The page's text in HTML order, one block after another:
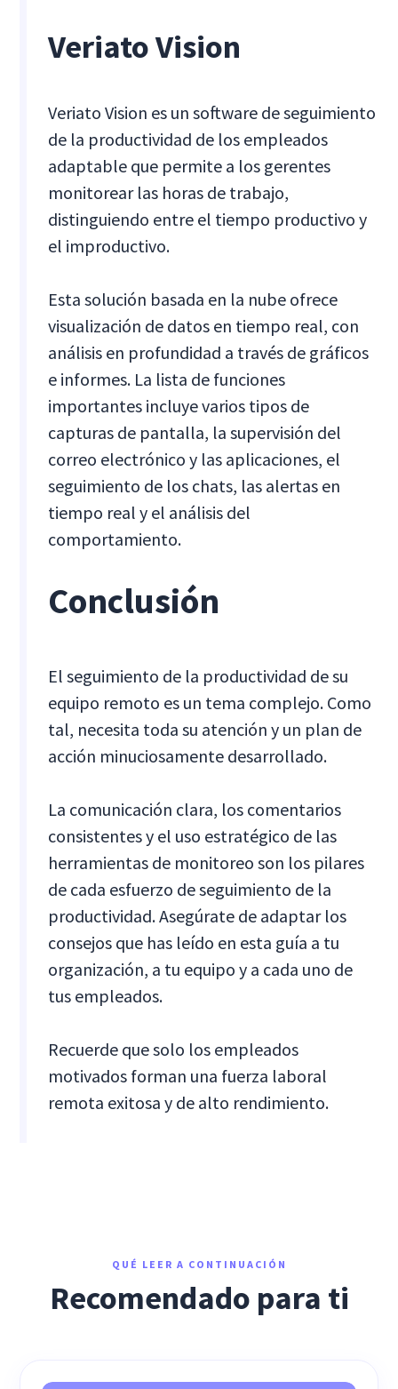
Veriato Vision
Veriato Vision es un software de seguimiento
de la productividad de los empleados
adaptable que permite a los gerentes
monitorear las horas de trabajo,
distinguiendo entre el tiempo productivo y
el improductivo.
Esta solución basada en la nube ofrece
visualización de datos en tiempo real, con
análisis en profundidad a través de gráficos
e informes. La lista de funciones
importantes incluye varios tipos de
capturas de pantalla, la supervisión del
correo electrónico y las aplicaciones, el
seguimiento de los chats, las alertas en
tiempo real y el análisis del
comportamiento.
Conclusión
El seguimiento de la productividad de su
equipo remoto es un tema complejo. Como
tal, necesita toda su atención y un plan de
acción minuciosamente desarrollado.
La comunicación clara, los comentarios
consistentes y el uso estratégico de las
herramientas de monitoreo son los pilares
de cada esfuerzo de seguimiento de la
productividad. Asegúrate de adaptar los
consejos que has leído en esta guía a tu
organización, a tu equipo y a cada uno de
tus empleados.
Recuerde que solo los empleados
motivados forman una fuerza laboral
remota exitosa y de alto rendimiento.
QUÉ LEER A CONTINUACIÓN
Recomendado para ti